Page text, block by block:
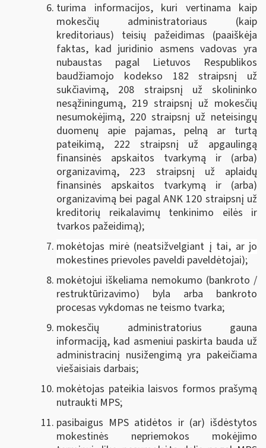
turima informacijos, kuri vertinama kaip
mokesčių administratoriaus (kaip
kreditoriaus) teisių pažeidimas (paaiškėja
faktas, kad juridinio asmens vadovas yra
nubaustas pagal Lietuvos Respublikos
baudžiamojo kodekso 182 straipsnį už
sukčiavimą, 208 straipsnį už skolininko
nesąžiningumą, 219 straipsnį už mokesčių
nesumokėjimą, 220 straipsnį už neteisingų
duomenų apie pajamas, pelną ar turtą
pateikimą, 222 straipsnį už apgaulingą
finansinės apskaitos tvarkymą ir (arba)
organizavimą, 223 straipsnį už aplaidų
finansinės apskaitos tvarkymą ir (arba)
organizavimą bei pagal ANK 120 straipsnį už
kreditorių reikalavimų tenkinimo eilės ir
tvarkos pažeidimą);
mokėtojas mirė (neatsižvelgiant į tai, ar jo
mokestines prievoles paveldi paveldėtojai);
mokėtojui iškeliama nemokumo (bankroto /
restruktūrizavimo) byla arba bankroto
procesas vykdomas ne teismo tvarka;
mokesčių administratorius gauna
informaciją, kad asmeniui paskirta bauda už
administracinį nusižengimą yra pakeičiama
viešaisiais darbais;
mokėtojas pateikia laisvos formos prašymą
nutraukti MPS;
pasibaigus MPS atidėtos ir (ar) išdėstytos
mokestinės nepriemokos mokėjimo